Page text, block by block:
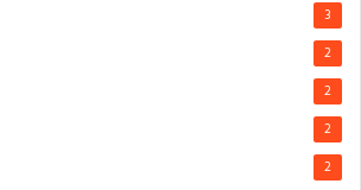
3
2
2
2
2